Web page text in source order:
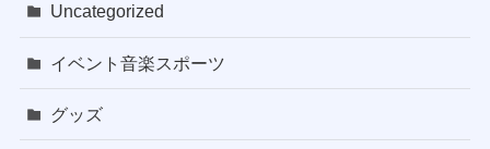
Uncategorized
イベント音楽スポーツ
グッズ